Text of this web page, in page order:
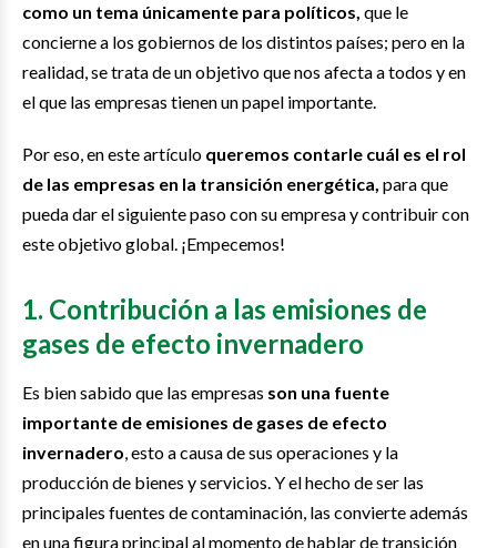
como un tema únicamente para políticos, que le
concierne a los gobiernos de los distintos países; pero en la
realidad, se trata de un objetivo que nos afecta a todos y en
el que las empresas tienen un papel importante.
Por eso, en este artículo queremos contarle cuál es el rol
de las empresas en la transición energética, para que
pueda dar el siguiente paso con su empresa y contribuir con
este objetivo global. ¡Empecemos!
1. Contribución a las emisiones de
gases de efecto invernadero
Es bien sabido que las empresas son una fuente
importante de emisiones de gases de efecto
invernadero, esto a causa de sus operaciones y la
producción de bienes y servicios. Y el hecho de ser las
principales fuentes de contaminación, las convierte además
en una figura principal al momento de hablar de transición